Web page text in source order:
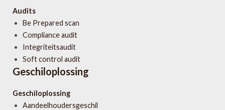
Audits
Be Prepared scan
Compliance audit
Integriteitsaudit
Soft control audit
Geschiloplossing
Geschiloplossing
Aandeelhoudersgeschil